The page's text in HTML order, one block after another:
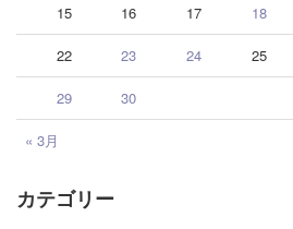
« 3月
15 16 17 18
22 23 24 25
29 30
カテゴリー